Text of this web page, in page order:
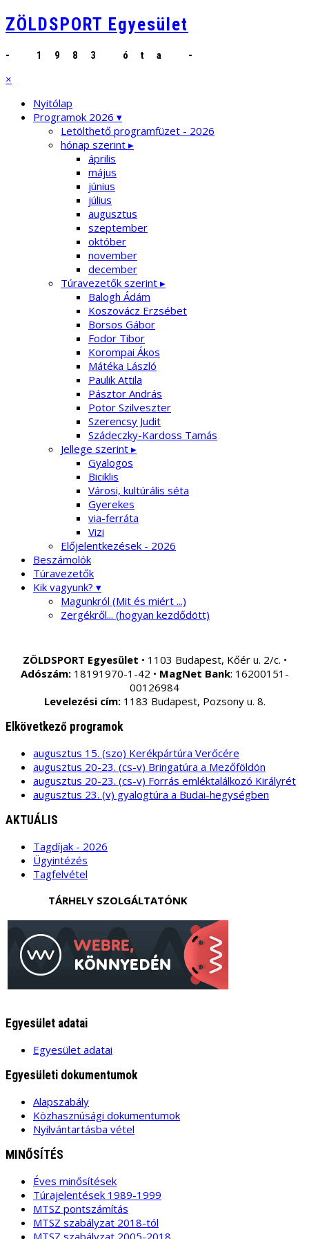
ZÖLDSPORT Egyesület
- 1983 óta -
×
Nyitólap
Programok 2026 ▾
Letölthető programfüzet - 2026
hónap szerint ▸
április
május
június
július
augusztus
szeptember
október
november
december
Túravezetők szerint ▸
Balogh Ádám
Koszovácz Erzsébet
Borsos Gábor
Fodor Tibor
Korompai Ákos
Mátéka László
Paulik Attila
Pásztor András
Potor Szilveszter
Szerencsy Judit
Szádeczky-Kardoss Tamás
Jellege szerint ▸
Gyalogos
Biciklis
Városi, kultúrális séta
Gyerekes
via-ferráta
Vizi
Előjelentkezések - 2026
Beszámolók
Túravezetők
Kik vagyunk? ▾
Magunkról (Mit és miért ...)
Zergékről... (hogyan kezdődött)
ZÖLDSPORT Egyesület • 1103 Budapest, Kőér u. 2/c. •
Adószám:18191970-1-42 • MagNet Bank: 16200151-
00126984
Levelezési cím:1183 Budapest, Pozsony u. 8.
Elkövetkező programok
augusztus 15. (szo) Kerékpártúra Verőcére
augusztus 20-23. (cs-v) Bringatúra a Mezőföldön
augusztus 20-23. (cs-v) Forrás emléktalálkozó Királyrét
augusztus 23. (v) gyalogtúra a Budai-hegységben
AKTUÁLIS
Tagdíjak - 2026
Ügyintézés
Tagfelvétel
TÁRHELY SZOLGÁLTATÓNK
Egyesület adatai
Egyesület adatai
Egyesületi dokumentumok
Alapszabály
Közhasznúsági dokumentumok
Nyilvántartásba vétel
MINŐSÍTÉS
Éves minősítések
Túrajelentések 1989-1999
MTSZ pontszámítás
MTSZ szabályzat 2018-tól
MTSZ szabályzat 2005-2018